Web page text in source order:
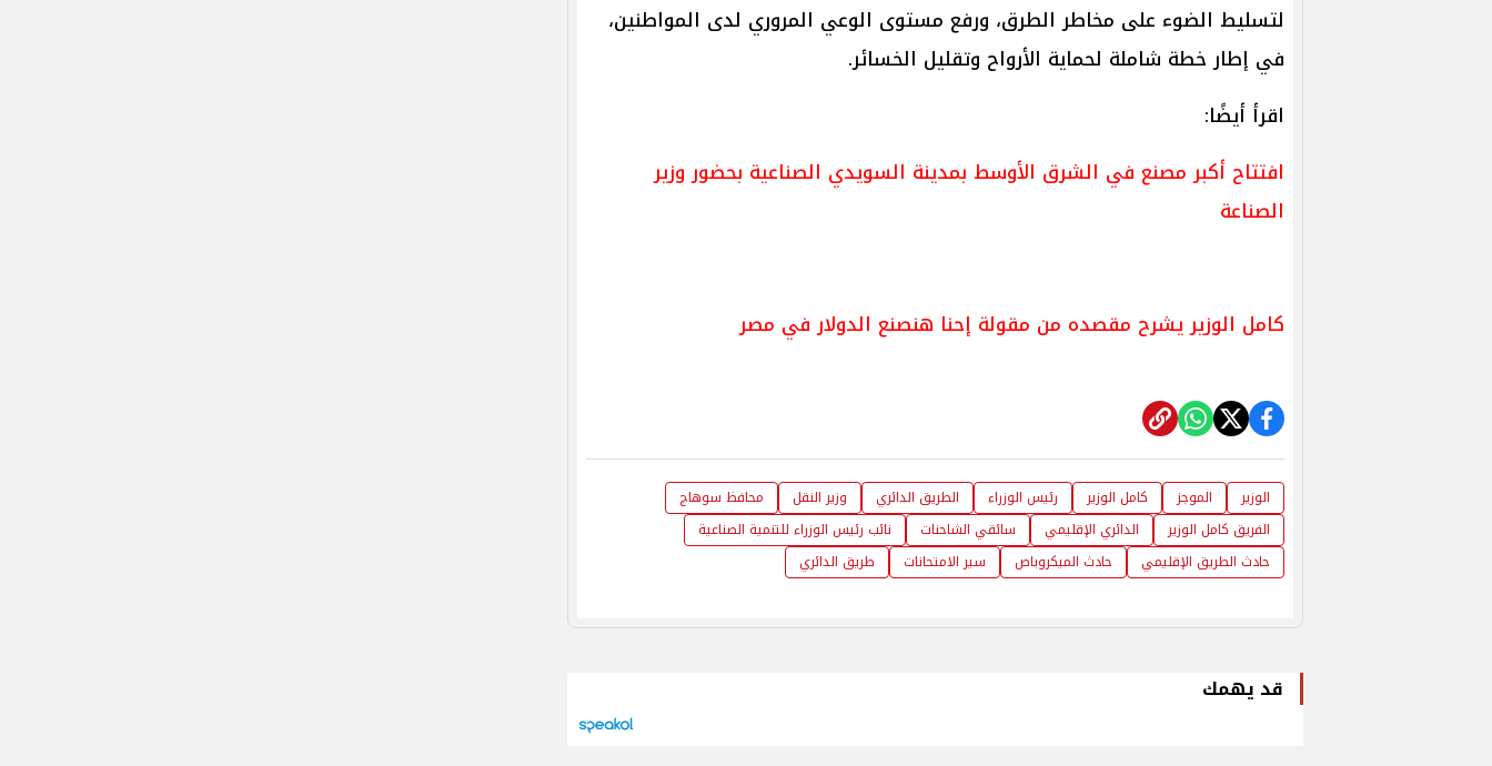
لتسليط الضوء على مخاطر الطرق، ورفع مستوى الوعي المروري لدى المواطنين،
في إطار خطة شاملة لحماية الأرواح وتقليل الخسائر.
اقرأ أيضًا:
افتتاح أكبر مصنع في الشرق الأوسط بمدينة السويدي الصناعية بحضور وزير
الصناعة
كامل الوزير يشرح مقصده من مقولة إحنا هنصنع الدولار في مصر
الوزير الموجز كامل الوزير رئيس الوزراء الطريق الدائري وزير النقل
محافظ سوهاج
الفريق كامل الوزير
الدائري الإقليمي سائقي الشاحنات
نائب رئيس الوزراء للتنمية الصناعية
حادث الطريق الإقليمي
حادث الميكروباص سير الامتحانات طريق الدائري
قد يهمك